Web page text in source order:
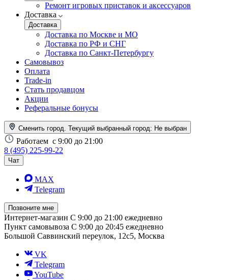
Ремонт игровых приставок и аксессуаров
Доставка
Доставка
Доставка по Москве и МО
Доставка по РФ и СНГ
Доставка по Санкт-Петербургу
Самовывоз
Оплата
Trade-in
Стать продавцом
Акции
Реферальные бонусы
Сменить город. Текущий выбранный город: Не выбран
Работаем с 9:00 до 21:00
8 (495) 225-99-22
Чат
MAX
Telegram
Позвоните мне
Интернет-магазин С 9:00 до 21:00 ежедневно
Пункт самовывоза С 9:00 до 20:45 ежедневно
Большой Саввинский переулок, 12с5, Москва
VK
Telegram
YouTube